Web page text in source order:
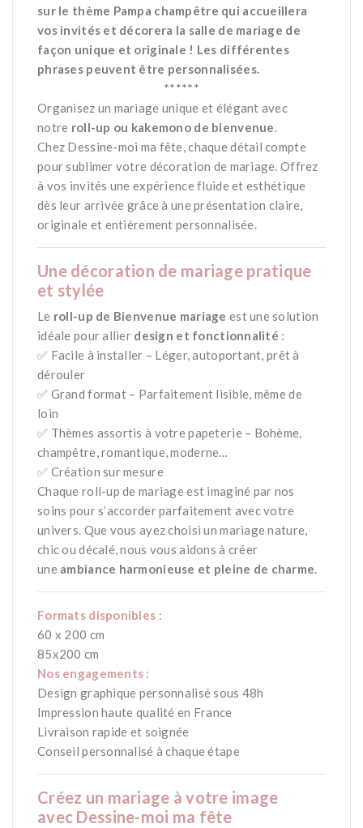
sur le thème Pampa champêtre qui accueillera
vos invités et décorera la salle de mariage de
façon unique et originale ! Les différentes
phrases peuvent être personnalisées.
******
Organisez un mariage unique et élégant avec
notre roll-up ou kakemono de bienvenue.
Chez Dessine-moi ma fête, chaque détail compte
pour sublimer votre décoration de mariage. Offrez
à vos invités une expérience fluide et esthétique
dès leur arrivée grâce à une présentation claire,
originale et entièrement personnalisée.
Une décoration de mariage pratique
et stylée
Le roll-up de Bienvenue mariage est une solution
idéale pour allier design et fonctionnalité :
✅ Facile à installer – Léger, autoportant, prêt à
dérouler
✅ Grand format – Parfaitement lisible, même de
loin
✅ Thèmes assortis à votre papeterie – Bohème,
champêtre, romantique, moderne…
✅ Création sur mesure
Chaque roll-up de mariage est imaginé par nos
soins pour s’accorder parfaitement avec votre
univers. Que vous ayez choisi un mariage nature,
chic ou décalé, nous vous aidons à créer
une ambiance harmonieuse et pleine de charme.
Formats disponibles :
60 x 200 cm
85x200 cm
Nos engagements :
Design graphique personnalisé sous 48h
Impression haute qualité en France
Livraison rapide et soignée
Conseil personnalisé à chaque étape
Créez un mariage à votre image
avec Dessine-moi ma fête